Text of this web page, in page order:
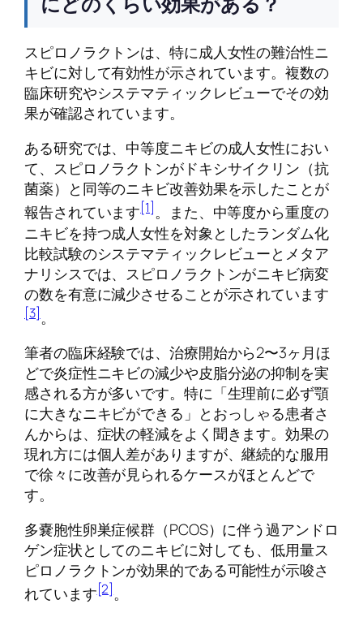
スピロノラクトンは、特に成人女性の難治性ニ
キビに対して有効性が示されています。複数の
臨床研究やシステマティックレビューでその効
果が確認されています。
ある研究では、中等度ニキビの成人女性におい
て、スピロノラクトンがドキシサイクリン（抗
菌薬）と同等のニキビ改善効果を示したことが
報告されています[1]。また、中等度から重度の
ニキビを持つ成人女性を対象としたランダム化
比較試験のシステマティックレビューとメタア
ナリシスでは、スピロノラクトンがニキビ病変
の数を有意に減少させることが示されています
[3]。
筆者の臨床経験では、治療開始から2〜3ヶ月ほ
どで炎症性ニキビの減少や皮脂分泌の抑制を実
感される方が多いです。特に「生理前に必ず顎
に大きなニキビができる」とおっしゃる患者さ
んからは、症状の軽減をよく聞きます。効果の
現れ方には個人差がありますが、継続的な服用
で徐々に改善が見られるケースがほとんどで
す。
多嚢胞性卵巣症候群（PCOS）に伴う過アンドロ
ゲン症状としてのニキビに対しても、低用量ス
ピロノラクトンが効果的である可能性が示唆さ
れています[2]。